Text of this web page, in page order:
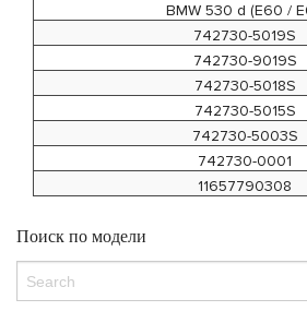
BMW 530 d (E60 /
742730-5019S
742730-9019S
742730-5018S
742730-5015S
742730-5003S
742730-0001
11657790308
Поиск по модели